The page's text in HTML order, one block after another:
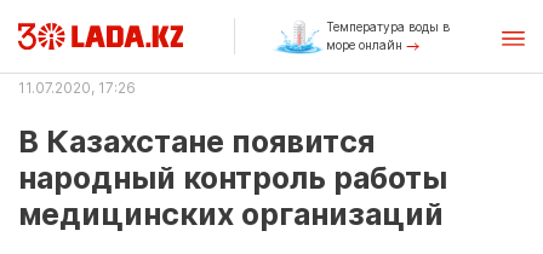
Температура воды в
море онлайн
11.07.2020, 17:26
В Казахстане появится
народный контроль работы
медицинских организаций